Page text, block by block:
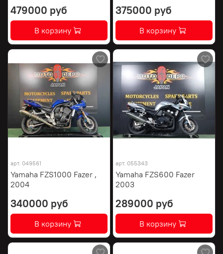
479000 руб
В корзину
375000 руб
В корзину
арт. 049561
Yamaha FZS1000 Fazer ,
2004
340000 руб
В корзину
арт. 055343
Yamaha FZS600 Fazer
2003
289000 руб
В корзину